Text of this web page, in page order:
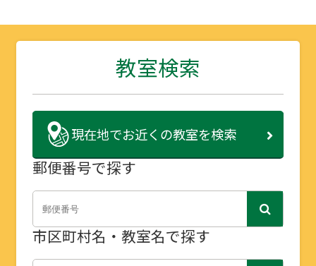
教室検索
現在地でお近くの教室を検索
郵便番号で探す
市区町村名・教室名で探す